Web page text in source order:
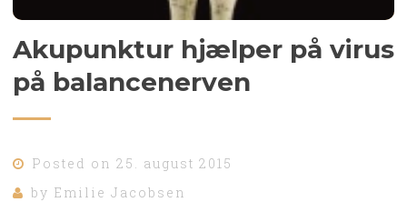
Akupunktur hjælper på virus
på balancenerven
Posted on 25. august 2015
by Emilie Jacobsen